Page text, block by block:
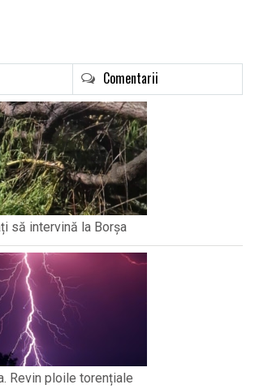
Comentarii
să intervină la Borșa
Revin ploile torențiale